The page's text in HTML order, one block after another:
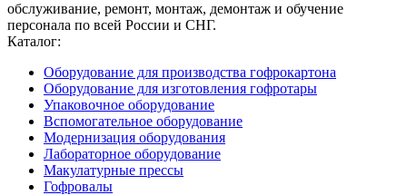
обслуживание, ремонт, монтаж, демонтаж и обучение
персонала по всей России и СНГ.
Каталог:
Оборудование для производства гофрокартона
Оборудование для изготовления гофротары
Упаковочное оборудование
Вспомогательное оборудование
Модернизация оборудования
Лабораторное оборудование
Макулатурные прессы
Гофровалы